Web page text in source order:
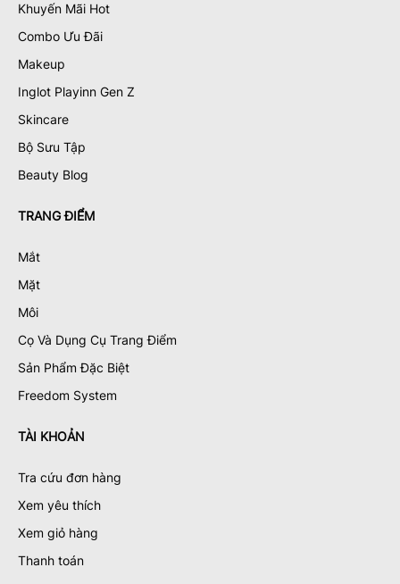
Khuyến Mãi Hot
Combo Ưu Đãi
Makeup
Inglot Playinn Gen Z
Skincare
Bộ Sưu Tập
Beauty Blog
TRANG ĐIỂM
Mắt
Mặt
Môi
Cọ Và Dụng Cụ Trang Điểm
Sản Phẩm Đặc Biệt
Freedom System
TÀI KHOẢN
Tra cứu đơn hàng
Xem yêu thích
Xem giỏ hàng
Thanh toán